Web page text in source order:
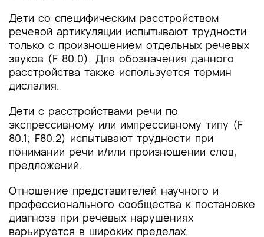
Дети со специфическим расстройством
речевой артикуляции испытывают трудности
только с произношением отдельных речевых
звуков (F 80.0). Для обозначения данного
расстройства также используется термин
дислалия.
Дети с расстройствами речи по
экспрессивному или импрессивному типу (F
80.1; F80.2) испытывают трудности при
понимании речи и/или произношении слов,
предложений.
Отношение представителей научного и
профессионального сообщества к постановке
диагноза при речевых нарушениях
варьируется в широких пределах.